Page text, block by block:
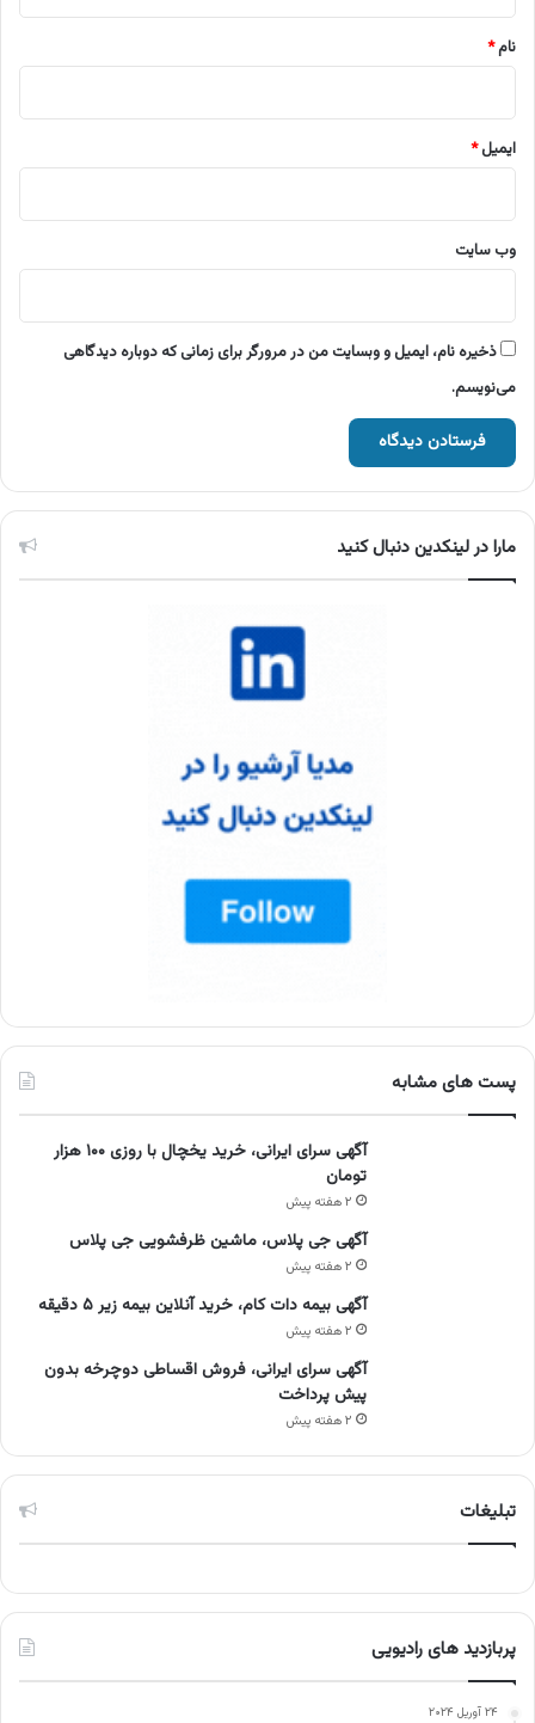
نام*
ایمیل*
وب‌ سایت
ذخیره نام، ایمیل و وبسایت من در مرورگر برای زمانی که دوباره دیدگاهی
می‌نویسم.
مارا در لینکدین دنبال کنید
پست های مشابه
آگهی سرای ایرانی، خرید یخچال با روزی ۱۰۰ هزار
تومان
۲ هفته پیش
آگهی جی پلاس، ماشین ظرفشویی جی پلاس
۲ هفته پیش
آگهی بیمه دات کام، خرید آنلاین بیمه زیر ۵ دقیقه
۲ هفته پیش
آگهی سرای ایرانی، فروش اقساطی دوچرخه بدون
پیش پرداخت
۲ هفته پیش
تبلیغات
پربازدید های رادیویی
۲۴ آوریل ۲۰۲۴